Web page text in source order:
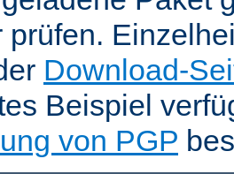
prüfen.
Download-
Beispiel
von PGP